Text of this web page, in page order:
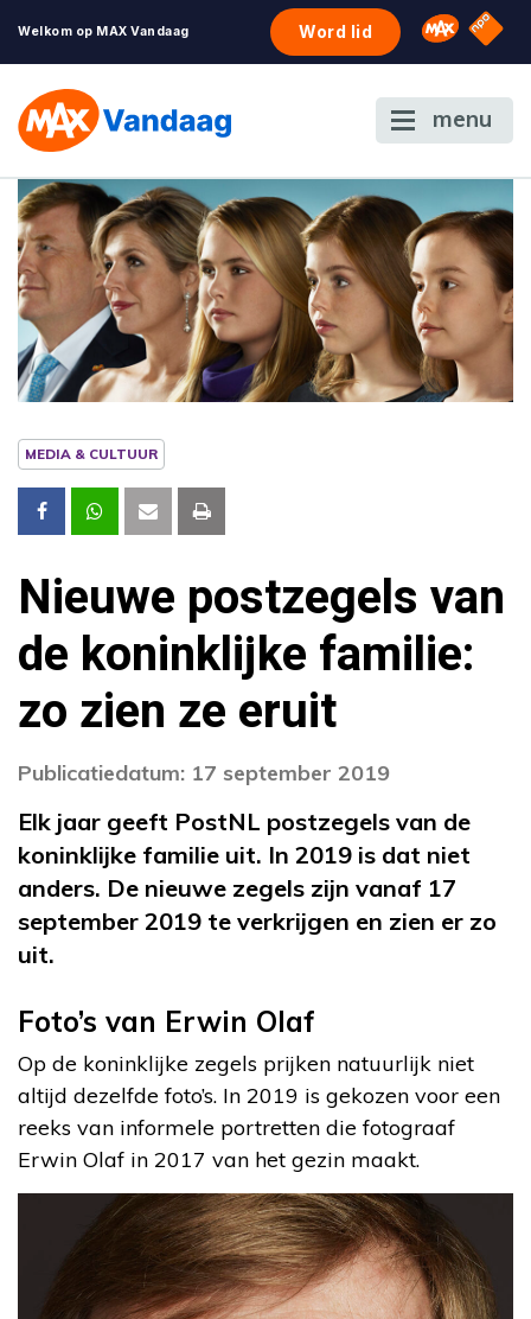
Welkom op MAX Vandaag Word lid Omroep
NPO
menu
MEDIA & CULTUUR
Nieuwe postzegels van
de koninklijke familie:
zo zien ze eruit
Publicatiedatum: 17 september 2019
Elk jaar geeft PostNL postzegels van de
koninklijke familie uit. In 2019 is dat niet
anders. De nieuwe zegels zijn vanaf 17
september 2019 te verkrijgen en zien er zo
uit.
Foto’s van Erwin Olaf
Op de koninklijke zegels prijken natuurlijk niet
altijd dezelfde foto’s. In 2019 is gekozen voor een
reeks van informele portretten die fotograaf
Erwin Olaf in 2017 van het gezin maakt.